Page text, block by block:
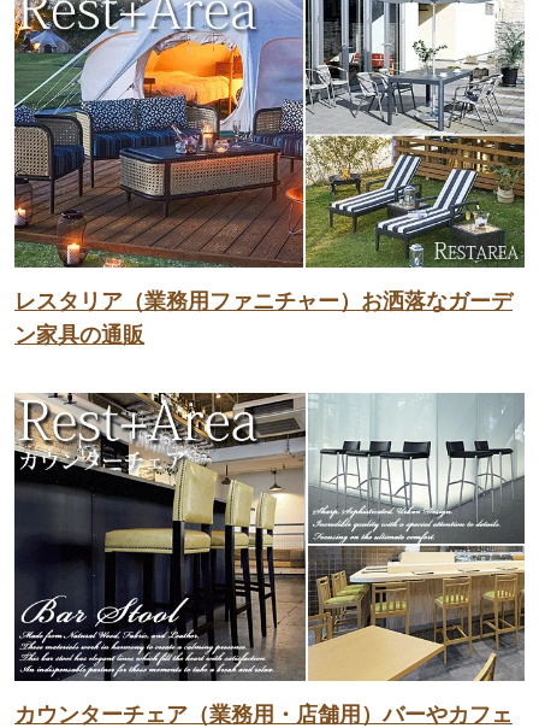
レスタリア（業務用ファニチャー）お洒落なガーデ
ン家具の通販
カウンターチェア（業務用・店舗用）バーやカフェ